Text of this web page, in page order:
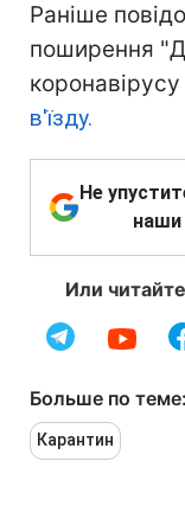
Раніше
поширення
коронавірусу
в'їзду.
Не
наши
Или
Больше по теме:
Карантин